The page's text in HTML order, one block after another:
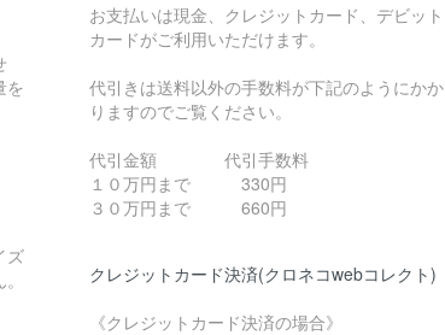
を
ズ
お支払いは現金、クレジットカード、デビット
カードがご利用いただけます。
代引きは送料以外の手数料が下記のようにかか
りますのでご覧ください。
代引金額 代引手数料
１０万円まで 330円
３０万円まで 660円
クレジットカード決済(クロネコwebコレクト)
《クレジットカード決済の場合》